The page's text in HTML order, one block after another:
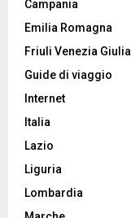
Campania
Emilia Romagna
Friuli Venezia Giulia
Guide di viaggio
Internet
Italia
Lazio
Liguria
Lombardia